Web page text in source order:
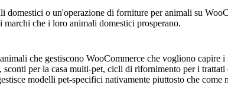
domestici o un'operazione di forniture per animali su
che i loro animali domestici prosperano.
che gestiscono WooCommerce che vogliono capire
per la casa multi-pet, cicli di rifornimento per i
modelli pet-specifici nativamente piuttosto che come